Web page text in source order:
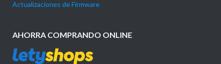
Actualizaciones de Firmware
AHORRA COMPRANDO ONLINE